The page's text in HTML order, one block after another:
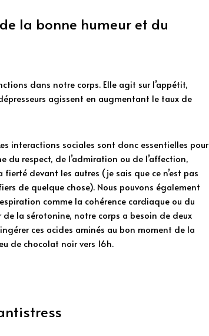
la bonne humeur et du
dans notre corps. Elle agit sur l’appétit,
agissent en augmentant le taux de
interactions sociales sont donc essentielles pour
du respect, de l’admiration ou de l’affection,
devant les autres (je sais que ce n’est pas
de quelque chose). Nous pouvons également
comme la cohérence cardiaque ou du
la sérotonine, notre corps a besoin de deux
ces acides aminés au bon moment de la
de chocolat noir vers 16h.